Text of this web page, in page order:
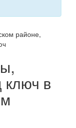
ключ в